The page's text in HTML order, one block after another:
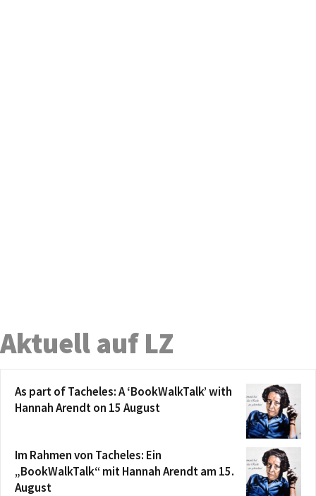
Aktuell auf LZ
As part of Tacheles: A ‘BookWalkTalk’ with
Hannah Arendt on 15 August
Im Rahmen von Tacheles: Ein
„BookWalkTalk“ mit Hannah Arendt am 15.
August